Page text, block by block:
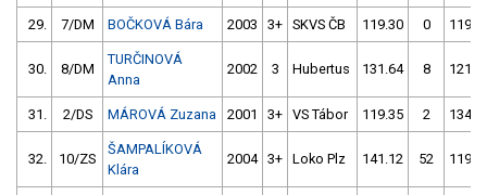
29. 7/DM BOČKOVÁ Bára 2003 3+ SKVS ČB 119.30 0
30. 8/DM
TURČINOVÁ
Anna
2002 3 Hubertus 131.64 8
31. 2/DS MÁROVÁ Zuzana 2001 3+ VS Tábor 119.35 2
32. 10/ZS
ŠAMPALÍKOVÁ
Klára
2004 3+ Loko Plz 141.12 52